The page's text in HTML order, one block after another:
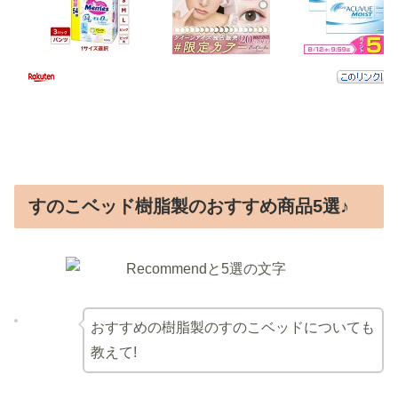
すのこベッド樹脂製のおすすめ商品5選♪
おすすめの樹脂製のすのこベッドについても
教えて!